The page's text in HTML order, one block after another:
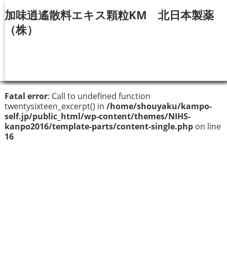
加味逍遙散料エキス顆粒KM 北日本製薬
（株）
Fatal error: Call to undefined function
twentysixteen_excerpt() in /home/shouyaku/kampo-
self.jp/public_html/wp-content/themes/NIHS-
kanpo2016/template-parts/content-single.phpon line
16